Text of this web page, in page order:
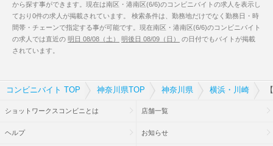
から探す事ができます。現在は南区・港南区(6/6)のコンビニバイトの求人を表示し
ており0件の求人が掲載されています。 検索条件は、勤務地だけでなく勤務日・時
間帯・チェーンで指定する事が可能です。現在南区・港南区(6/6)のコンビニバイト
の求人では直近の 明日 08/08（土） 明後日 08/09（日）
の日付でもバイトが掲載
されています。
コンビニバイト TOP 神奈川県TOP 神奈川県 横浜・川崎
ショットワークスコンビニとは 店舗一覧
ヘルプ お知らせ